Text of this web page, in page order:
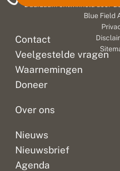
Contact
Veelgestelde vragen
Waarnemingen
Doneer
Over ons
Nieuws
Nieuwsbrief
Agenda
Duurzaam ontwikkeld door
Blue Field